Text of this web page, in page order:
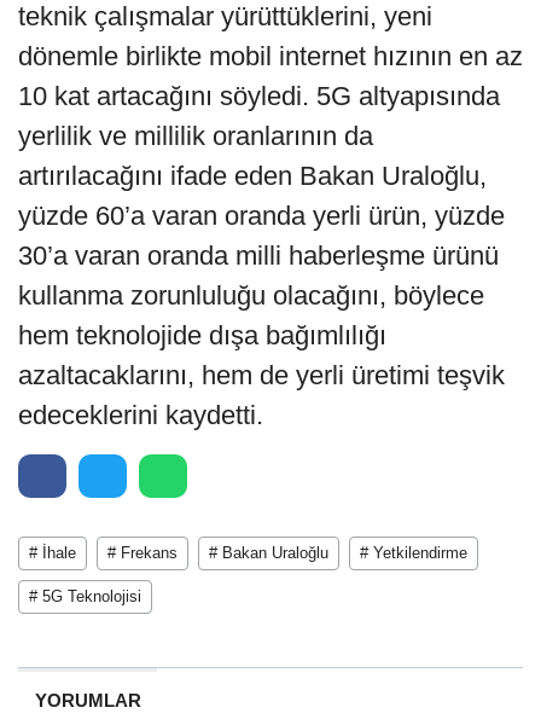
teknik çalışmalar yürüttüklerini, yeni
dönemle birlikte mobil internet hızının en az
10 kat artacağını söyledi. 5G altyapısında
yerlilik ve millilik oranlarının da
artırılacağını ifade eden Bakan Uraloğlu,
yüzde 60’a varan oranda yerli ürün, yüzde
30’a varan oranda milli haberleşme ürünü
kullanma zorunluluğu olacağını, böylece
hem teknolojide dışa bağımlılığı
azaltacaklarını, hem de yerli üretimi teşvik
edeceklerini kaydetti.
# İhale # Frekans # Bakan Uraloğlu # Yetkilendirme
# 5G Teknolojisi
YORUMLAR